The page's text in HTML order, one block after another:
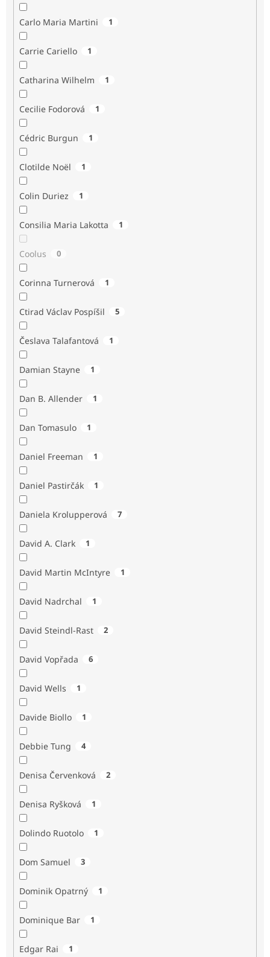
Carlo Maria Martini 1
Carrie Cariello 1
Catharina Wilhelm 1
Cecilie Fodorová 1
Cédric Burgun 1
Clotilde Noël 1
Colin Duriez 1
Consilia Maria Lakotta 1
Coolus 0
Corinna Turnerová 1
Ctirad Václav Pospíšil 5
Česlava Talafantová 1
Damian Stayne 1
Dan B. Allender 1
Dan Tomasulo 1
Daniel Freeman 1
Daniel Pastirčák 1
Daniela Krolupperová 7
David A. Clark 1
David Martin McIntyre 1
David Nadrchal 1
David Steindl-Rast 2
David Vopřada 6
David Wells 1
Davide Biollo 1
Debbie Tung 4
Denisa Červenková 2
Denisa Ryšková 1
Dolindo Ruotolo 1
Dom Samuel 3
Dominik Opatrný 1
Dominique Bar 1
Edgar Rai 1